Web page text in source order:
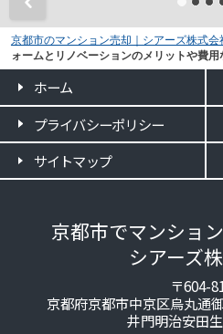
京都市のマンション売却｜シアーズ株式会
ォームとリノベーションのメリットや費
ホーム
プライバシーポリシー
サイトマップ
京都市でマンショ
シアーズ
〒604-
京都府京都市中京区烏丸通
井門明治安田